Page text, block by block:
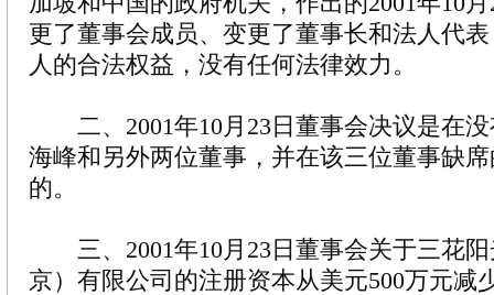
更了董事会成员、变更了董事长和法人代
人的合法权益，没有任何法律效力。
二、2001年10月23日董事会决议是在没
海峰和另外两位董事，并在该三位董事缺
的。
三、2001年10月23日董事会关于三花阳
京）有限公司的注册资本从美元500万元减